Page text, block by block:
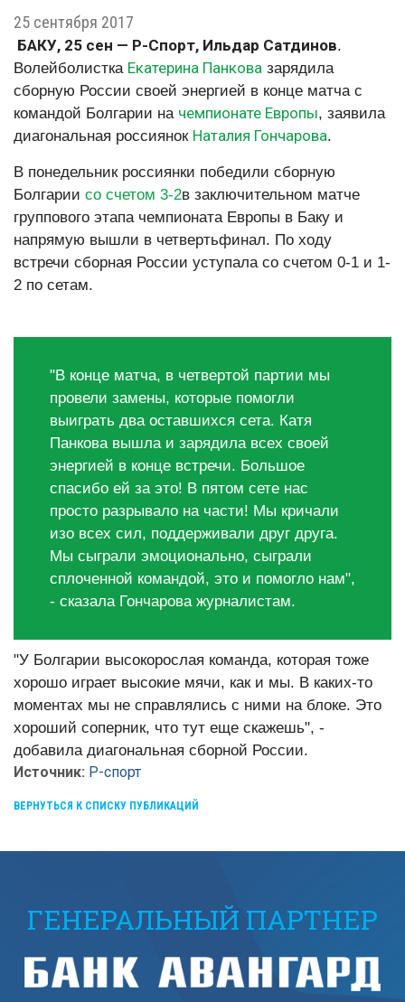
25 сентября 2017
БАКУ, 25 сен — Р-Спорт, Ильдар Сатдинов.
Волейболистка Екатерина Панкова зарядила
сборную России своей энергией в конце матча с
командой Болгарии на чемпионате Европы, заявила
диагональная россиянок Наталия Гончарова.
В понедельник россиянки победили сборную
Болгарии со счетом 3-2в заключительном матче
группового этапа чемпионата Европы в Баку и
напрямую вышли в четвертьфинал. По ходу
встречи сборная России уступала со счетом 0-1 и 1-
2 по сетам.
"В конце матча, в четвертой партии мы
провели замены, которые помогли
выиграть два оставшихся сета. Катя
Панкова вышла и зарядила всех своей
энергией в конце встречи. Большое
спасибо ей за это! В пятом сете нас
просто разрывало на части! Мы кричали
изо всех сил, поддерживали друг друга.
Мы сыграли эмоционально, сыграли
сплоченной командой, это и помогло нам",
- сказала Гончарова журналистам.
"У Болгарии высокорослая команда, которая тоже
хорошо играет высокие мячи, как и мы. В каких-то
моментах мы не справлялись с ними на блоке. Это
хороший соперник, что тут еще скажешь", -
добавила диагональная сборной России.
Источник: Р-спорт
ВЕРНУТЬСЯ К СПИСКУ ПУБЛИКАЦИЙ
ГЕНЕРАЛЬНЫЙ ПАРТНЕР